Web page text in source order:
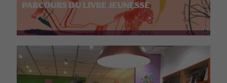
PARCOURS DU LIVRE JEUNESSE